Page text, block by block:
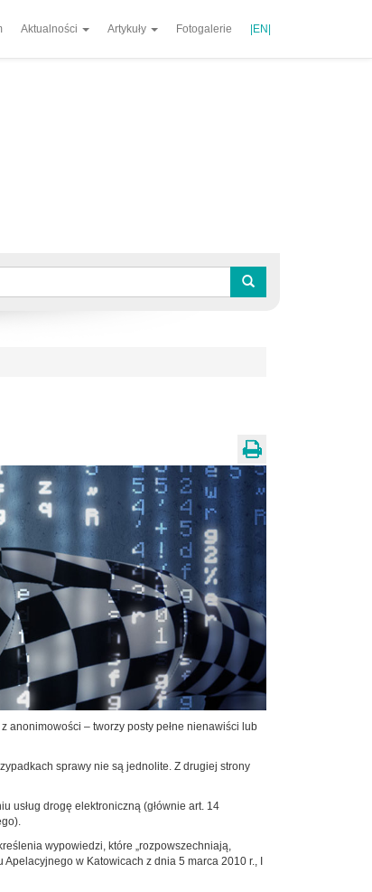
Aktualności Artykuły Fotogalerie |EN|
anonimowości – tworzy posty pełne nienawiści lub
sprawy nie są jednolite. Z drugiej strony
usług drogę elektroniczną (głównie art. 14
wypowiedzi, które „rozpowszechniają,
w Katowicach z dnia 5 marca 2010 r., I